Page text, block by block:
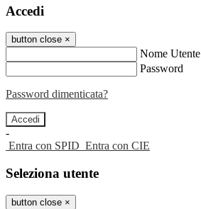
Accedi
button close ×
Nome Utente
Password
Password dimenticata?
-
Entra con SPID Entra con CIE
Seleziona utente
button close ×